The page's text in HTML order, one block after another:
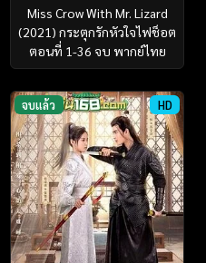
Miss Crow With Mr. Lizard
(2021) กระตุกรักหัวใจไฟช็อต
ตอนที่ 1-36 จบ พากย์ไทย
จบแล้ว HD